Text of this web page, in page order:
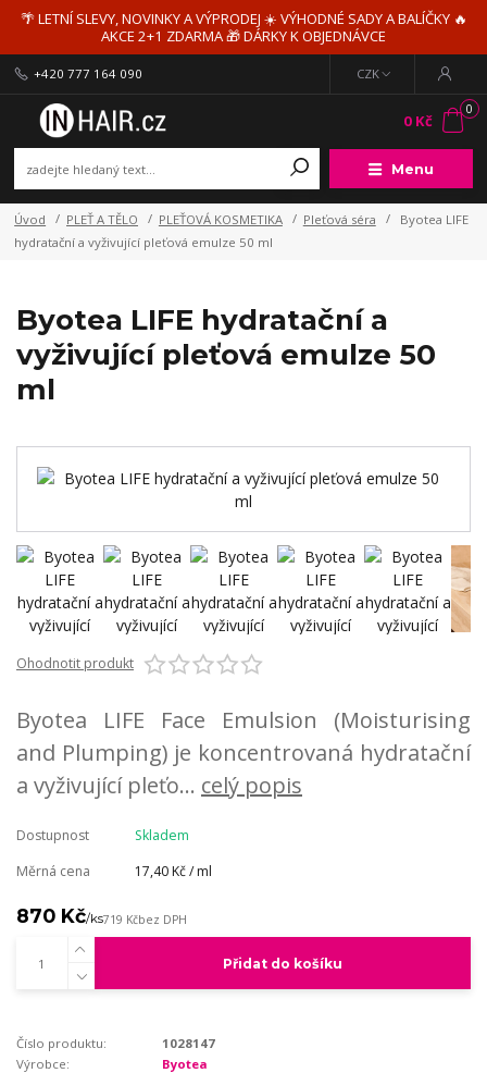
🌴 LETNÍ SLEVY, NOVINKY A VÝPRODEJ ☀️ VÝHODNÉ SADY A BALÍČKY 🔥
AKCE 2+1 ZDARMA 🎁 DÁRKY K OBJEDNÁVCE
Menu
CZK
+420 777 164 090
0
0 Kč
Úvod PLEŤ A TĚLO PLEŤOVÁ KOSMETIKA Pleťová séra
Byotea LIFE
hydratační a vyživující pleťová emulze 50 ml
Byotea LIFE hydratační a
vyživující pleťová emulze 50
ml
Ohodnotit produkt
Byotea LIFE Face Emulsion (Moisturising
and Plumping) je koncentrovaná hydratační
a vyživující pleťo... celý popis
Dostupnost
Skladem
Měrná cena
17,40 Kč / ml
870 Kč/ks719 Kčbez DPH
Přidat do košíku
Číslo produktu:
1028147
Výrobce:
Byotea